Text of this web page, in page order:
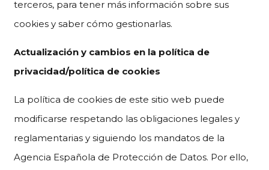
terceros, para tener más información sobre sus
cookies y saber cómo gestionarlas.
Actualización y cambios en la política de
privacidad/política de cookies
La política de cookies de este sitio web puede
modificarse respetando las obligaciones legales y
reglamentarias y siguiendo los mandatos de la
Agencia Española de Protección de Datos. Por ello,